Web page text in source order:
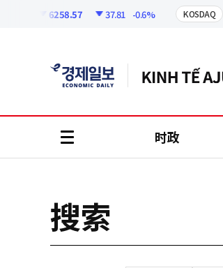
6258.57 37.81 -0.6% KOSDAQ
时政
搜索